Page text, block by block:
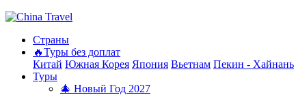
Страны
🔥Туры без доплат
Китай Южная Корея Япония Вьетнам Пекин - Хайнань
Туры
🎄 Новый Год 2027